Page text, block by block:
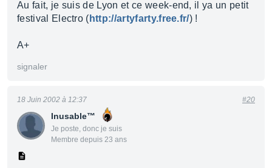
Au fait, je suis de Lyon et ce week-end, il ya un petit
festival Electro ( http://artyfarty.free.fr/) !
A+
signaler
Inusable™
Je poste, donc je suis
Membre depuis 23 ans
18 Juin 2002 à 12:37 #20